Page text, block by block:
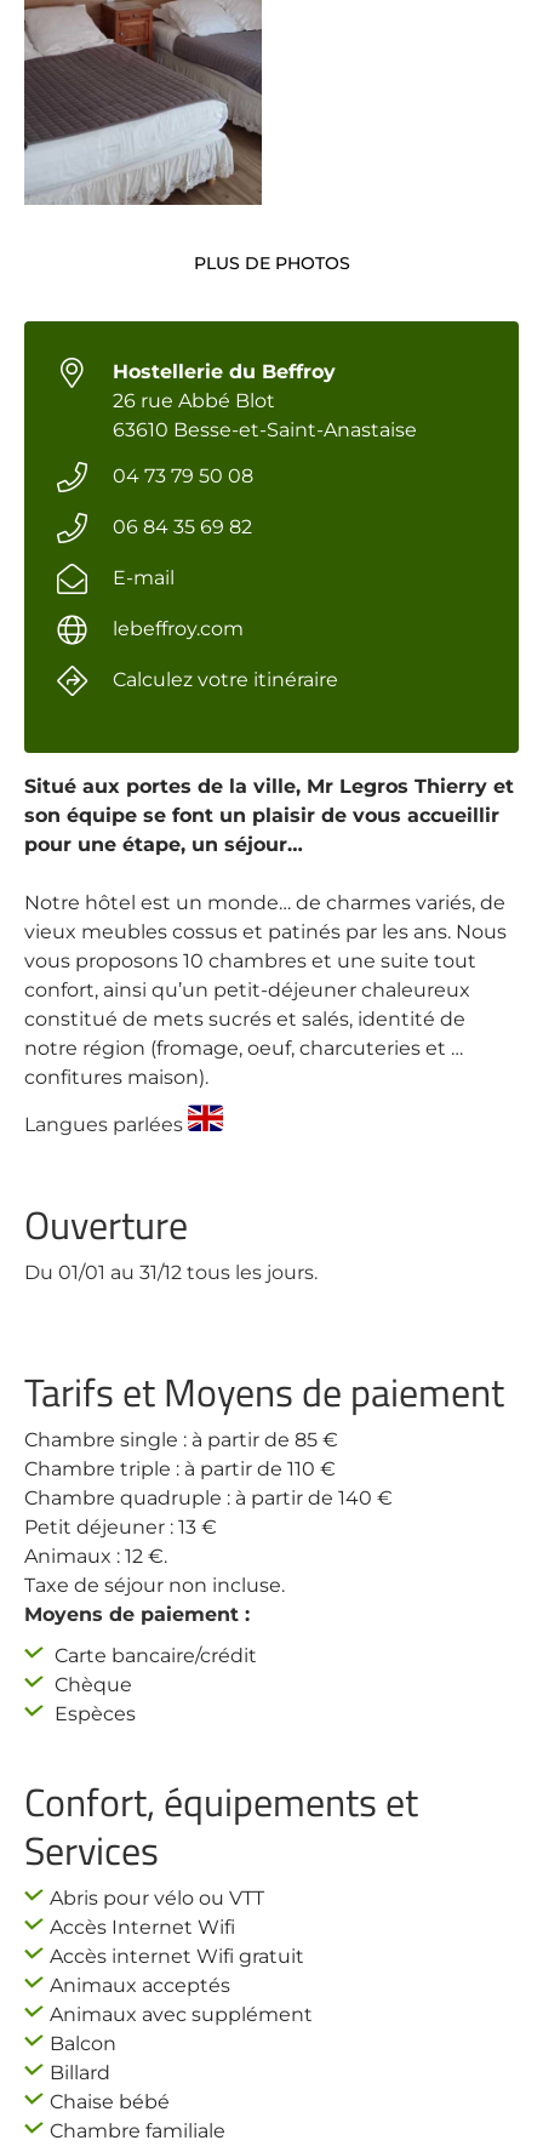
PLUS DE PHOTOS
Situé aux portes de la ville, Mr Legros Thierry et
son équipe se font un plaisir de vous accueillir
pour une étape, un séjour…
Notre hôtel est un monde… de charmes variés, de
vieux meubles cossus et patinés par les ans. Nous
vous proposons 10 chambres et une suite tout
confort, ainsi qu’un petit-déjeuner chaleureux
constitué de mets sucrés et salés, identité de
notre région (fromage, oeuf, charcuteries et …
confitures maison).
Langues parlées
Ouverture
Du 01/01 au 31/12 tous les jours.
Tarifs et Moyens de paiement
Chambre single : à partir de 85 €
Chambre triple : à partir de 110 €
Chambre quadruple : à partir de 140 €
Petit déjeuner : 13 €
Animaux : 12 €.
Taxe de séjour non incluse.
Moyens de paiement :
Carte bancaire/crédit
Chèque
Espèces
Confort, équipements et
Services
Abris pour vélo ou VTT
Accès Internet Wifi
Accès internet Wifi gratuit
Animaux acceptés
Animaux avec supplément
Balcon
Billard
Chaise bébé
Chambre familiale
Hostellerie du Beffroy
26 rue Abbé Blot
63610 Besse-et-Saint-Anastaise
04 73 79 50 08
06 84 35 69 82
E-mail
lebeffroy.com
Calculez votre itinéraire